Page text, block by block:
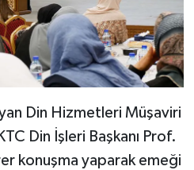
Din Hizmetleri Müşaviri
Din İşleri Başkanı Prof.
konuşma yaparak emeği